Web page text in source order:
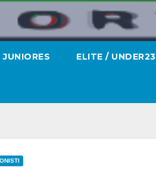
JUNIORES ELITE / UNDER23